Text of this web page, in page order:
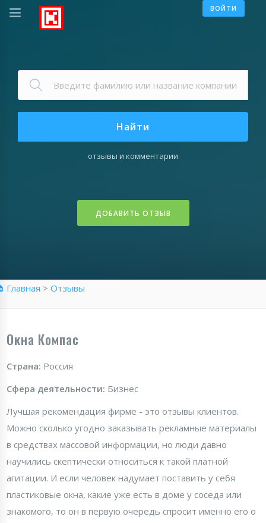
ВОЙТИ
Найти
отзывы и комментарии
ДОБАВИТЬ ОТЗЫВ
Главная > Отзывы
Окна Компас
Страна: Россия
Сфера деятельности: Бизнес
Лучшая рекомендация фирме - это отзывы клиентов.
Можно сколько угодно заказывать рекламные материалы
в средствах массовой информации, но люди давно
научились скептически относиться к такой платной
агитации. И если человек надумает поставить у себя
пластиковые окна, какие уже есть в доме у соседа или
знакомого, то он в первую очередь спросит именно его о